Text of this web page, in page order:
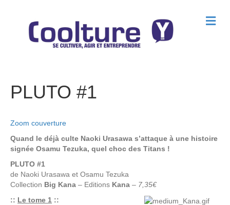
M
e
PLUTO #1
Zoom couverture
Quand le déjà culte Naoki Urasawa s’attaque à une histoire
signée Osamu Tezuka, quel choc des Titans !
PLUTO #1
de Naoki Urasawa et Osamu Tezuka
Collection Big Kana – Editions Kana – 7,35€
:: Le tome 1 ::